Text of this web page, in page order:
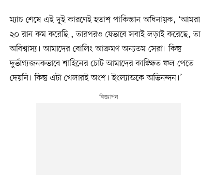
ম্যাচ শেষে এই দুই কারণেই হতাশ পাকিস্তান অধিনায়ক, ‘আমরা
২০ রান কম করেছি , তারপরও যেভাবে সবাই লড়াই করেছে, তা
অবিশ্বাস্য। আমাদের বোলিং আক্রমণ অন্যতম সেরা। কিন্তু
দুর্ভাগ্যজনকভাবে শাহিনের চোট আমাদের কাঙ্ক্ষিত ফল পেতে
দেয়নি। কিন্তু এটা খেলারই অংশ। ইংল্যান্ডকে অভিনন্দন।’